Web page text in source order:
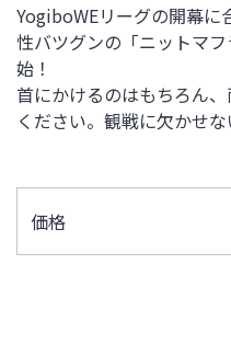
YogiboWEリーグの開幕に
性バツグンの「ニットマ
始！
首にかけるのはもちろん
ください。観戦に欠かせ
価格